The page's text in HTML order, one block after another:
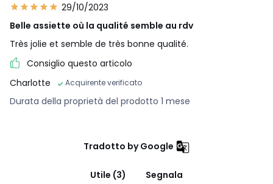
29/10/2023
Belle assiette où la qualité semble au rdv
Très jolie et semble de très bonne qualité.
Consiglio questo articolo
Charlotte
Acquirente verificato
Durata della proprietà del prodotto 1 mese
Tradotto by Google
Utile (3)
Segnala